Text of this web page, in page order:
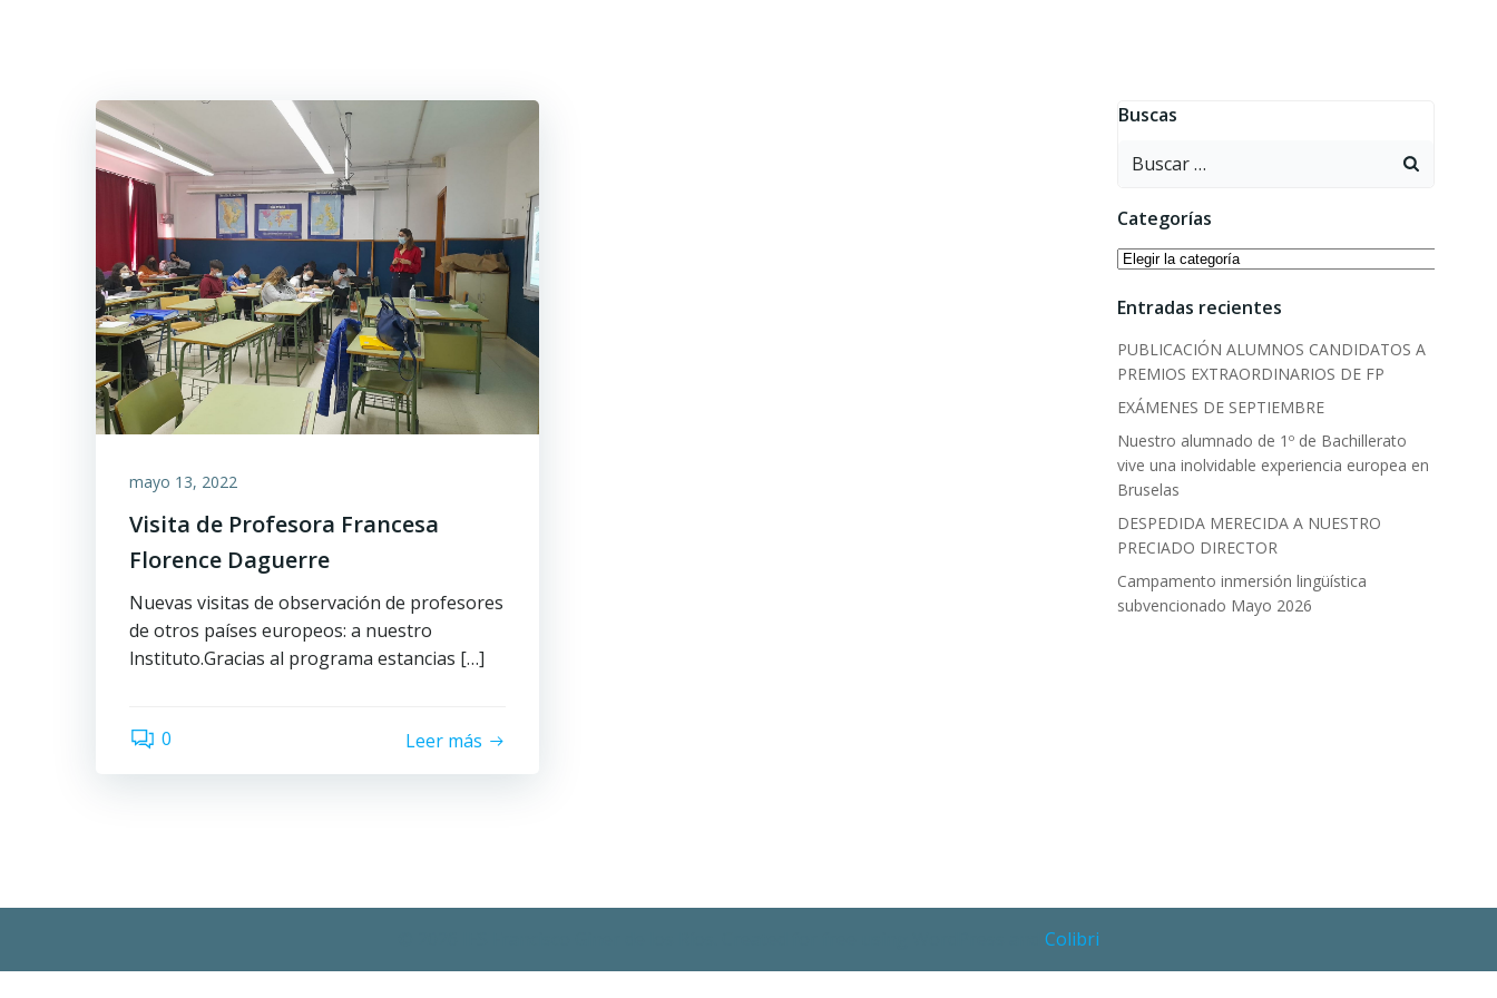
mayo 13, 2022
Visita de Profesora Francesa
Florence Daguerre
Nuevas visitas de observación de profesores
de otros países europeos: a nuestro
lnstituto.Gracias al programa estancias […]
0 Leer más
Buscas
Buscar:
Categorías
Categorías
Entradas recientes
PUBLICACIÓN ALUMNOS CANDIDATOS A
PREMIOS EXTRAORDINARIOS DE FP
EXÁMENES DE SEPTIEMBRE
Nuestro alumnado de 1º de Bachillerato
vive una inolvidable experiencia europea en
Bruselas
DESPEDIDA MERECIDA A NUESTRO
PRECIADO DIRECTOR
Campamento inmersión lingüística
subvencionado Mayo 2026
Colibri